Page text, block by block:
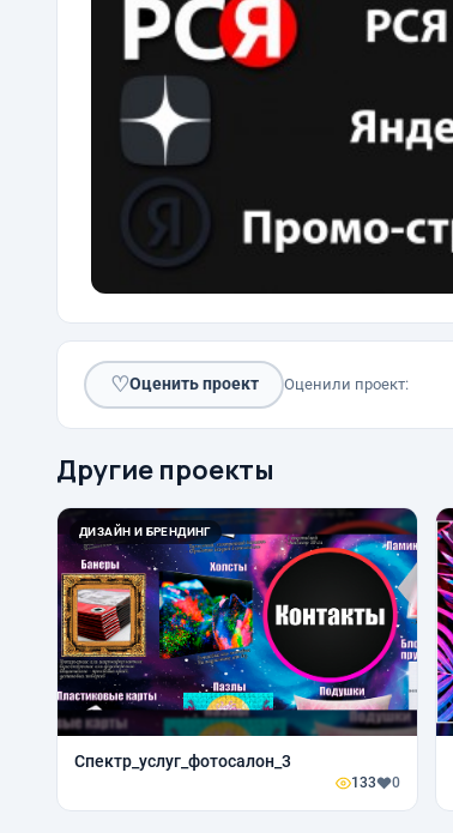
♡Оценить проект Оценили проект:
Другие проекты
ДИЗАЙН И БРЕНДИНГ
Спектр_услуг_фотосалон_3
133 0